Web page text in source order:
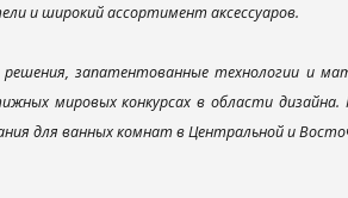
и широкий ассортимент аксессуаров.
запатентованные технологии и
мировых конкурсах в области дизайна.
для ванных комнат в Центральной и